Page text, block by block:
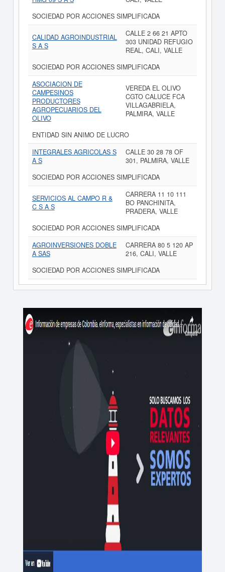
SOCIEDAD POR ACCIONES SIMPLIFICADA
CALIDAD AGROINDUSTRIAL
S A S
CALLE 2 66 21 APTO
303 UNIDAD REFUGIO
REAL, CALI, VALLE
SOCIEDAD POR ACCIONES SIMPLIFICADA
ASOCIACION DE
CAMPESINOS
PRODUCTORES
AGROPECUARIOS DEL
OLIVO
VEREDA EL OLIVO
CGTO CALUCE FCA
VILLAGABRIELA,
PALMIRA, VALLE
ENTIDAD SIN ANIMO DE LUCRO
INTEGRALES AGRICOLAS S
A S
CALLE 30 28 78 OF
301, PALMIRA, VALLE
SOCIEDAD POR ACCIONES SIMPLIFICADA
SERVICIOS AL CAMPO R &
C S A S
CARRERA 11 10 111
BO PANCHINITA,
PRADERA, VALLE
SOCIEDAD POR ACCIONES SIMPLIFICADA
AGROINVERSIONES DOBLE
A SAS
CARRERA 80 5 120 AP
216, CALI, VALLE
SOCIEDAD POR ACCIONES SIMPLIFICADA